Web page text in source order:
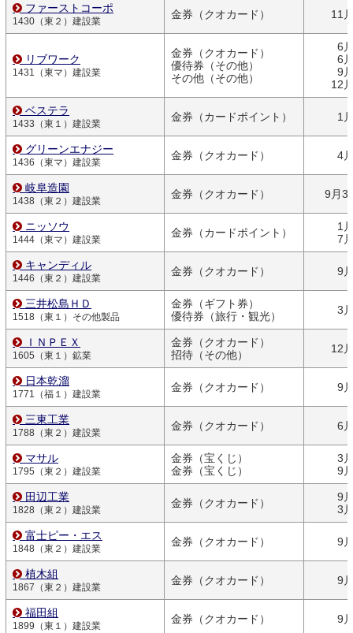
ファーストコーポ
1430（東２）建設業
金券（クオカード） 11
リブワーク
1431（東マ）建設業
金券（クオカード）
優待券（その他）
その他（その他）
6
6
9
12
ベステラ
1433（東１）建設業
金券（カードポイント） 1
グリーンエナジー
1436（東マ）建設業
金券（クオカード） 4
岐阜造園
1438（東２）建設業
金券（クオカード） 9月
ニッソウ
1444（東マ）建設業
金券（カードポイント）
1
7
キャンディル
1446（東２）建設業
金券（クオカード） 9
三井松島ＨＤ
1518（東１）その他製品
金券（ギフト券）
優待券（旅行・観光）
3
ＩＮＰＥＸ
1605（東１）鉱業
金券（クオカード）
招待（その他）
12
日本乾溜
1771（福１）建設業
金券（クオカード） 9
三東工業
1788（東２）建設業
金券（クオカード） 6
マサル
1795（東２）建設業
金券（宝くじ）
金券（宝くじ）
3
9
田辺工業
1828（東２）建設業
金券（クオカード）
9
3
富士ピー・エス
1848（東２）建設業
金券（クオカード） 9
植木組
1867（東２）建設業
金券（クオカード） 9
福田組
1899（東１）建設業
金券（クオカード） 9